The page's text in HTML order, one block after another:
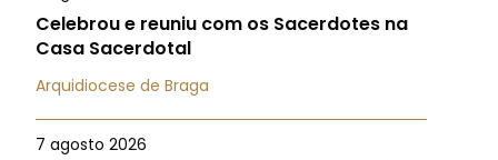
Celebrou e reuniu com os Sacerdotes na
Casa Sacerdotal
Arquidiocese de Braga
7 agosto 2026